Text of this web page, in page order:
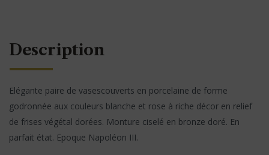
Description
Elégante paire de vasescouverts en porcelaine de forme
godronnée aux couleurs blanche et rose à riche décor en relief
de frises végétal dorées. Monture ciselé en bronze doré. En
parfait état. Epoque Napoléon III.